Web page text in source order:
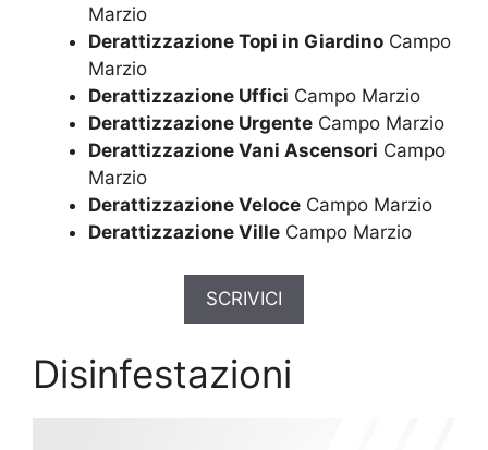
Marzio
Derattizzazione Topi in Giardino Campo
Marzio
Derattizzazione Uffici Campo Marzio
Derattizzazione Urgente Campo Marzio
Derattizzazione Vani Ascensori Campo
Marzio
Derattizzazione Veloce Campo Marzio
Derattizzazione Ville Campo Marzio
SCRIVICI
Disinfestazioni